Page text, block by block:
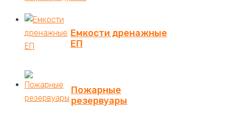
Емкости дренажные
ЕП
Пожарные
резервуары